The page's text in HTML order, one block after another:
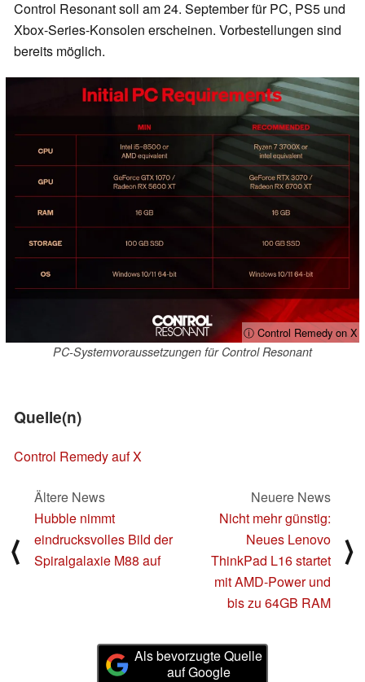
Control Resonant soll am 24. September für PC, PS5 und
Xbox-Series-Konsolen erscheinen. Vorbestellungen sind
bereits möglich.
ⓘ Control Remedy on X
PC-Systemvoraussetzungen für Control Resonant
Quelle(n)
Control Remedy auf X
⟨
Ältere News
Hubble nimmt
eindrucksvolles Bild der
Spiralgalaxie M88 auf
Neuere News
Nicht mehr günstig:
Neues Lenovo
ThinkPad L16 startet
mit AMD-Power und
bis zu 64GB RAM
⟩
Als bevorzugte Quelle
auf Google